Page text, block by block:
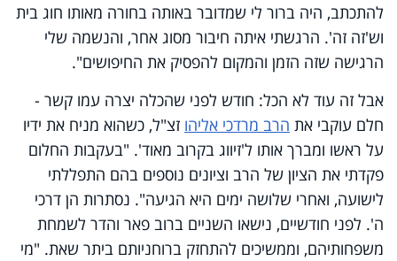
להתכתב, היה ברור לי שמדובר באותה בחורה מאותו חוג בית
וש'זה זה'. הרגשתי איתה חיבור מסוג אחר, והנשמה שלי
הרגישה שזה הזמן והמקום להפסיק את החיפושים".
אבל זה עוד לא הכל: חודש לפני שהכלה יצרה עמו קשר -
חלם עוקבי את הרב מרדכי אליהו זצ"ל, כשהוא מניח את ידיו
על ראשו ומברך אותו ל'זיווג בקרוב מאוד'. "בעקבות החלום
פקדתי את הציון של הרב וציונים נוספים בהם התפללתי
לישועה, ואחרי שלושה ימים היא הגיעה". נסתרות הן דרכי
ה'. לפני חודשיים, נישאו השניים ברוב פאר והדר לשמחת
משפחותיהם, וממשיכים להתחזק ברוחניותם ביתר שאת. "מי